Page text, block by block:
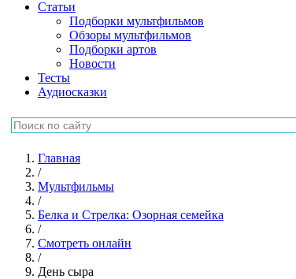
Статьи
Подборки мультфильмов
Обзоры мультфильмов
Подборки артов
Новости
Тесты
Аудиосказки
Главная
/
Мультфильмы
/
Белка и Стрелка: Озорная семейка
/
Смотреть онлайн
/
День сыра